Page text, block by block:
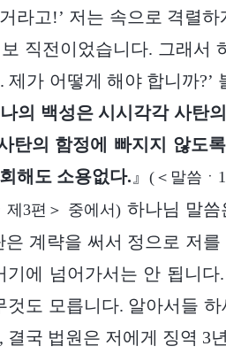
라고!’ 저는 속으로 격렬
직전이었습니다. 그래서
제가 어떻게 해야 합니까?’
나의 백성은 시시각각 사탄
탄의 함정에 빠지지 않도
해도 소용없다. 』 (＜말씀ㆍ
제3편＞ 중에서) 하나님 말
계략을 써서 정으로 저
기에 넘어가서는 안 됩니
것도 모릅니다. 알아서들
결국 법원은 저에게 징역 3